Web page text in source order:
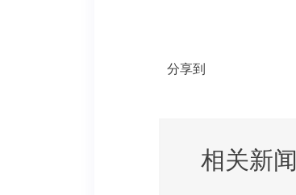
分享到
相关新闻